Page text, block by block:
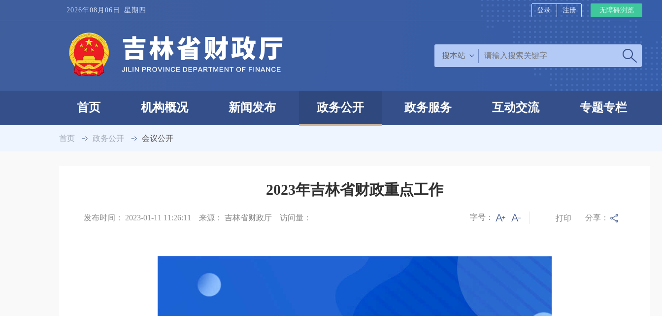
登录 注册
2026年08月06日 星期四 无障碍浏览
搜本站
首页 机构概况 新闻发布 政务公开 政务服务 互动交流 专题专栏
首页 政务公开 会议公开
2023年吉林省财政重点工作
发布时间： 2023-01-11 11:26:11 来源： 吉林省财政厅 访问量： 字号： 打印 分享：